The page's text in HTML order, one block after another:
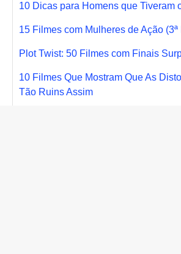
10 Dicas para Homens que Tiveram
15 Filmes com Mulheres de Ação
Plot Twist: 50 Filmes com Finais
10 Filmes Que Mostram Que As
Tão Ruins Assim